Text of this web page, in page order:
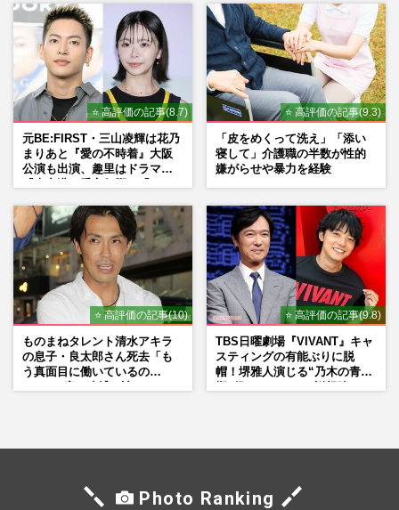
⭐ 高評価の記事(8.7)
元BE:FIRST・三山凌輝は花乃
まりあと『愛の不時着』大阪
公演も出演、趣里はドラマ
⭐ 高評価の記事(9.3)
「皮をめくって洗え」「添い
寝して」介護職の半数が性的
嫌がらせや暴力を経験
⭐ 高評価の記事(10)
ものまねタレント清水アキラ
の息子・良太郎さん死去「も
う真面目に働いているの
⭐ 高評価の記事(9.8)
TBS日曜劇場『VIVANT』キャ
スティングの有能ぶりに脱
帽！堺雅人演じる“乃木の青年
Photo Ranking